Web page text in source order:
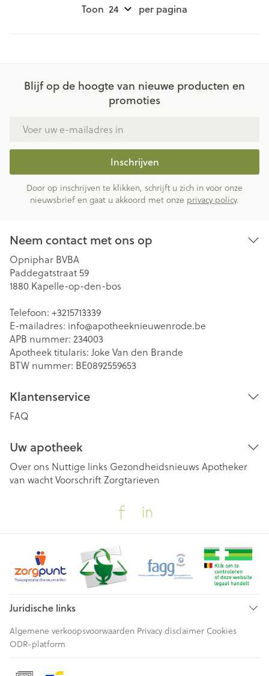
Toon per pagina
Blijf op de hoogte van nieuwe producten en
promoties
Inschrijven
Door op inschrijven te klikken, schrijft u zich in voor onze
nieuwsbrief en gaat u akkoord met onze privacy policy.
Neem contact met ons op
Opniphar BVBA
Paddegatstraat 59
1880 Kapelle-op-den-bos
Telefoon: +3215713339
E-mailadres: info@apotheeknieuwenrode.be
APB nummer: 234003
Apotheek titularis: Joke Van den Brande
BTW nummer: BE0892559653
Klantenservice
FAQ
Uw apotheek
Over ons Nuttige links Gezondheidsnieuws Apotheker
van wachtVoorschriftZorgtarieven
Juridische links
Algemene verkoopsvoorwaarden Privacy disclaimer Cookies
ODR-platform